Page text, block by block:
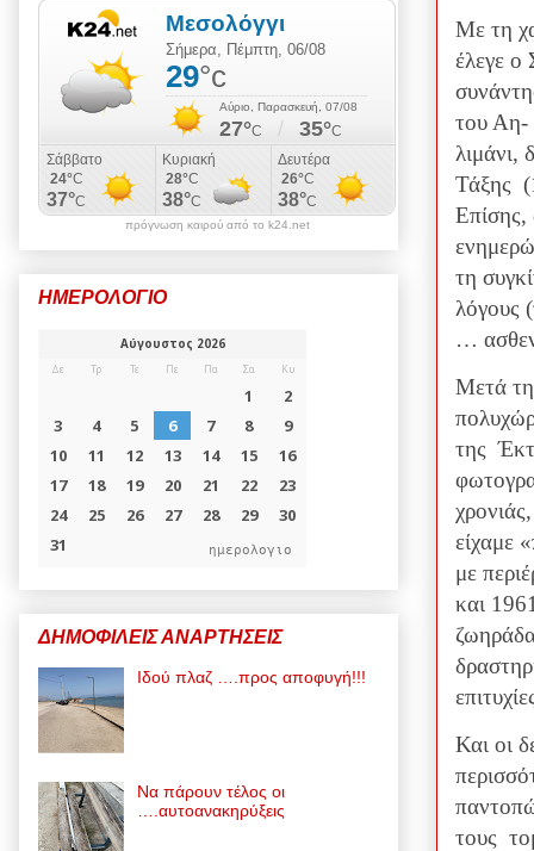
Με τη
έλεγε ο
του Αη-
Τάξης
Επίσης,
τη
λόγους
…
Μετά
της
είχαμε
με
και
Και οι
τους
πρόγνωση καιρού από το k24.net
ΗΜΕΡΟΛΟΓΙΟ
ημερολογιο
ΔΗΜΟΦΙΛΕΙΣ ΑΝΑΡΤΗΣΕΙΣ
Ιδού πλαζ ….προς αποφυγή!!!
Να πάρουν τέλος οι
….αυτοανακηρύξεις